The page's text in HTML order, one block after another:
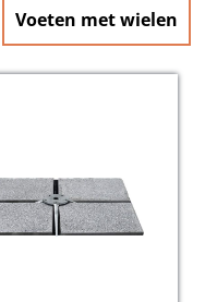
Voeten met wielen